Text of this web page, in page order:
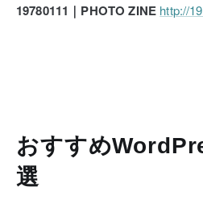
19780111｜PHOTO ZINE http://
おすすめ
選